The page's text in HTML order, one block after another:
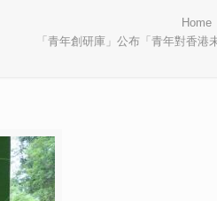
Home
「青年創研庫」公布「青年對香港